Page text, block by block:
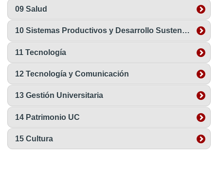
09 Salud
10 Sistemas Productivos y Desarrollo Sustentable
11 Tecnología
12 Tecnología y Comunicación
13 Gestión Universitaria
14 Patrimonio UC
15 Cultura